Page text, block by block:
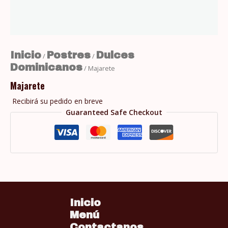
Inicio/ Postres/ Dulces
Dominicanos/ Majarete
Majarete
Recibirá su pedido en breve
Guaranteed Safe Checkout
Inicio
Menú